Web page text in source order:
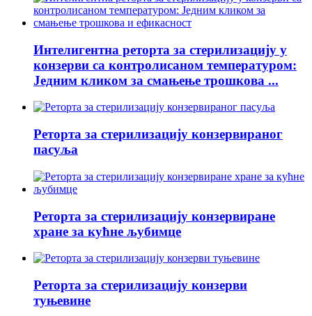
Интелигентна реторта за стерилизацију у
конзерви са контролисаном температуром:
Једним кликом за смањење трошкова ...
Реторта за стерилизацију конзервираног
пасуља
Реторта за стерилизацију конзервиране
хране за кућне љубимце
Реторта за стерилизацију конзерви
туњевине